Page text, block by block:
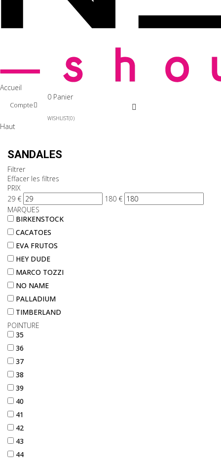
Accueil
Compte
0 Panier
WISHLIST 0
Haut
SANDALES
Filtrer
Effacer les filtres
PRIX
29 € 180 €
MARQUES
BIRKENSTOCK
CACATOES
EVA FRUTOS
HEY DUDE
MARCO TOZZI
NO NAME
PALLADIUM
TIMBERLAND
POINTURE
35
36
37
38
39
40
41
42
43
44